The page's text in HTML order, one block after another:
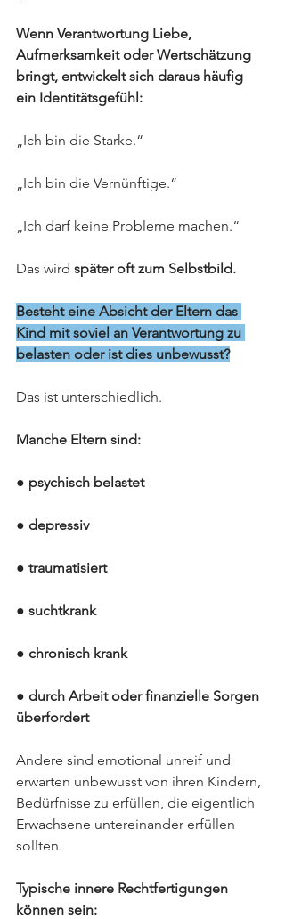
Wenn Verantwortung Liebe,
Aufmerksamkeit oder Wertschätzung
bringt, entwickelt sich daraus häufig
ein Identitätsgefühl:
„Ich bin die Starke.“
„Ich bin die Vernünftige.“
„Ich darf keine Probleme machen.“
Das wird später oft zum Selbstbild.
Besteht eine Absicht der Eltern das
Kind mit soviel an Verantwortung zu
belasten oder ist dies unbewusst?
Das ist unterschiedlich.
Manche Eltern sind:
● psychisch belastet
● depressiv
● traumatisiert
● suchtkrank
● chronisch krank
● durch Arbeit oder finanzielle Sorgen
überfordert
Andere sind emotional unreif und
erwarten unbewusst von ihren Kindern,
Bedürfnisse zu erfüllen, die eigentlich
Erwachsene untereinander erfüllen
sollten.
Typische innere Rechtfertigungen
können sein: